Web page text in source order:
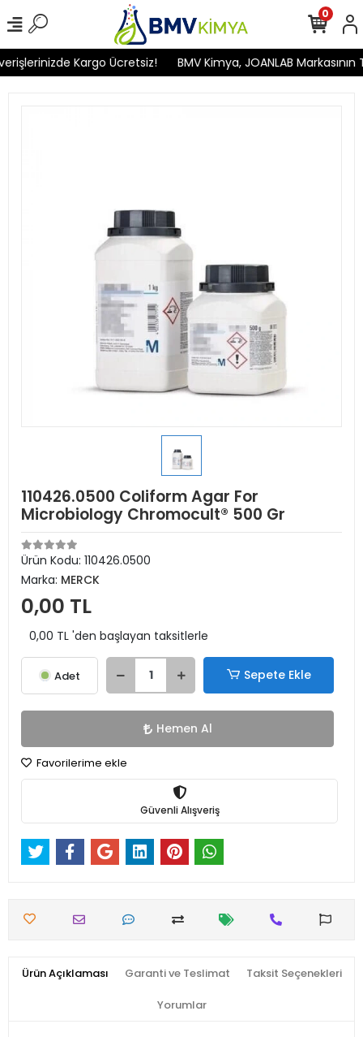
Kargo Ücretsiz! BMV Kimya, JOANLAB
0
110426.0500 Coliform Agar For
Microbiology Chromocult® 500 Gr
Ürün Kodu: 110426.0500
Marka: MERCK
0,00 TL
0,00 TL 'den başlayan taksitlerle
Adet Sepete Ekle
Hemen Al
Favorilerime ekle
Güvenli Alışveriş
Ürün Açıklaması Garanti ve Teslimat Taksit Seçenekleri
Yorumlar